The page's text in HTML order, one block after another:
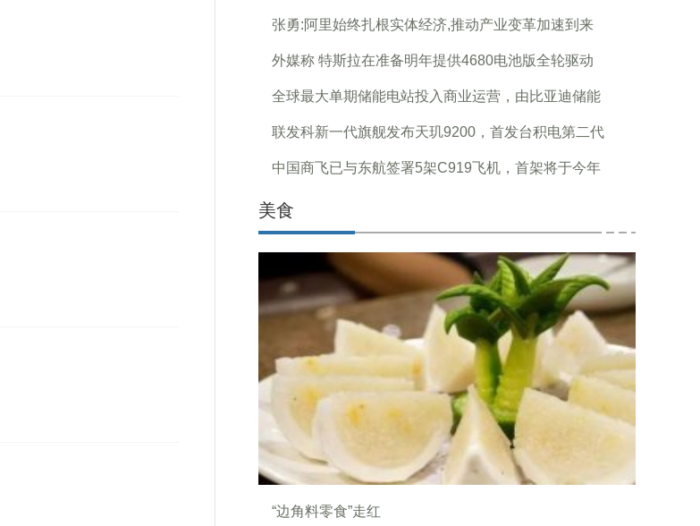
张勇:阿里始终扎根实体经济,推动产业变革加速到来
外媒称 特斯拉在准备明年提供4680电池版全轮驱动
全球最大单期储能电站投入商业运营，由比亚迪储能
联发科新一代旗舰发布天玑9200，首发台积电第二代
中国商飞已与东航签署5架C919飞机，首架将于今年
美食
“边角料零食”走红